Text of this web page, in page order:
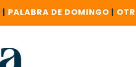
| PALABRA DE DOMINGO |